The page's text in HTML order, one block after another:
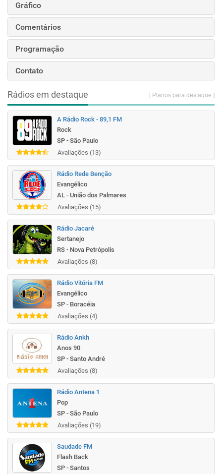
Gráfico
Comentários
Programação
Contato
Rádios em destaque [ Planos para destaque ]
A Rádio Rock - 89,1 FM
Rock
SP - São Paulo
Avaliações (13)
Rádio Rede Benção
Evangélico
AL - União dos Palmares
Avaliações (15)
Rádio Jacaré
Sertanejo
RS - Nova Petrópolis
Avaliações (8)
Rádio Vitória FM
Evangélico
SP - Boracéia
Avaliações (4)
Rádio Ankh
Anos 90
SP - Santo André
Avaliações (8)
Rádio Antena 1
Pop
SP - São Paulo
Avaliações (19)
Saudade FM
Flash Back
SP - Santos